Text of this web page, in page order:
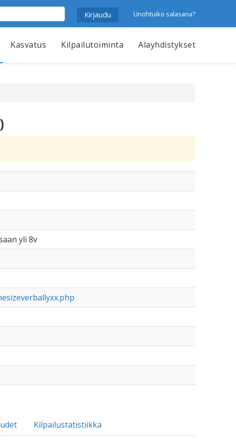
Unohtuiko salasana?
Kasvatus Kilpailutoiminta Alayhdistykset
yli 8v
Kilpailustatistiikka